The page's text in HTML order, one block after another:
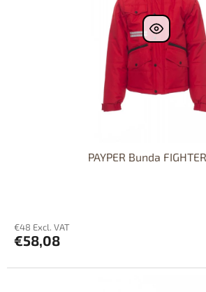
PAYPER Bunda
€48 Excl. VAT
€58,08